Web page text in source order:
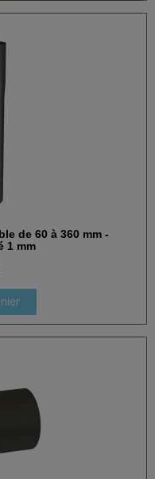
de 60 à 360 mm -
1 mm